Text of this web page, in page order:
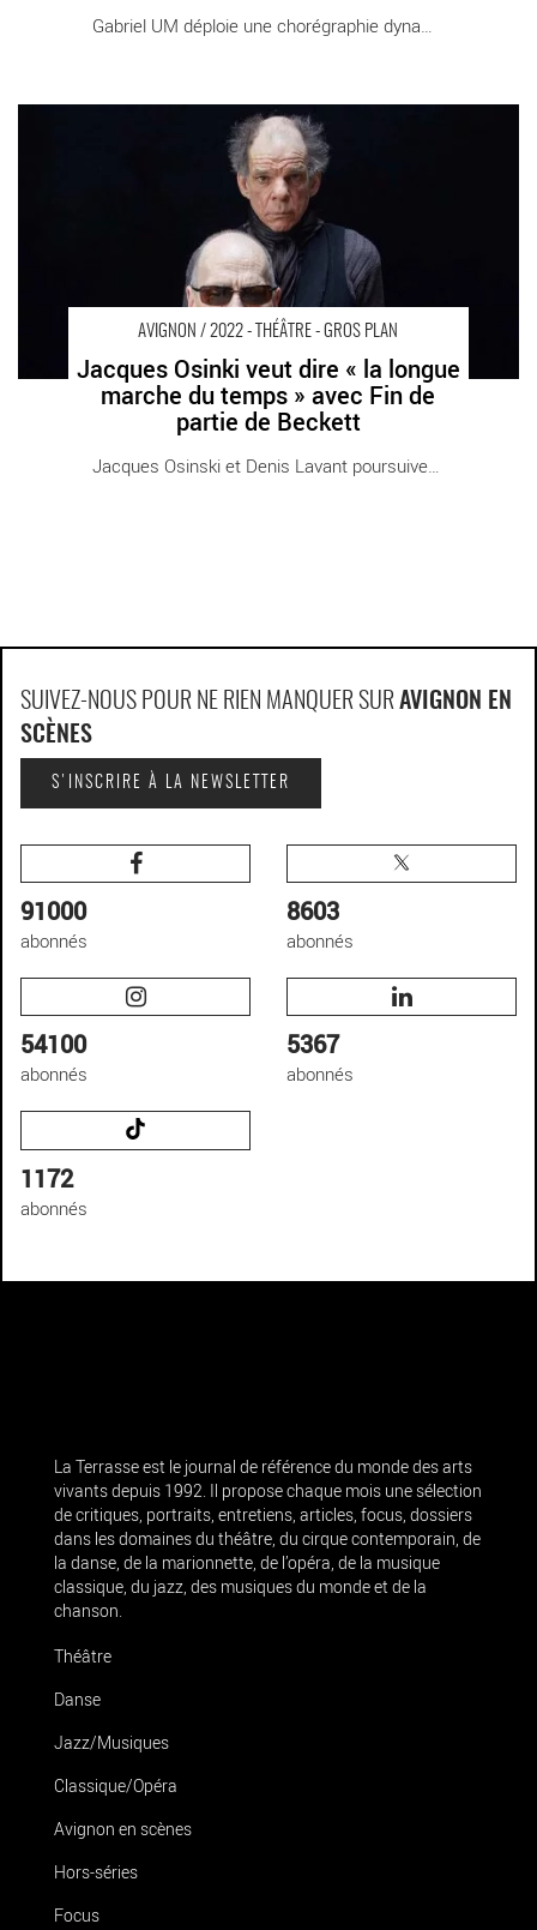
Gabriel UM déploie une chorégraphie dynamique [...]
AVIGNON / 2022 - THÉÂTRE - GROS PLAN
Jacques Osinki veut dire « la longue
marche du temps » avec Fin de
partie de Beckett
Jacques Osinski et Denis Lavant poursuivent [...]
Jacques Osinki veut dire « la longue marche du temps » avec
Fin de partie de Beckett - Critique sortie Avignon / 2022 Avignon
Avignon Off. Théâtre des Halles
SUIVEZ-NOUS POUR NE RIEN MANQUER SUR AVIGNON EN
SCÈNES
S'INSCRIRE À LA NEWSLETTER
91000
abonnés
8603
abonnés
54100
abonnés
5367
abonnés
1172
abonnés
La Terrasse est le journal de référence du monde des arts
vivants depuis 1992. Il propose chaque mois une sélection
de critiques, portraits, entretiens, articles, focus, dossiers
dans les domaines du théâtre, du cirque contemporain, de
la danse, de la marionnette, de l’opéra, de la musique
classique, du jazz, des musiques du monde et de la
chanson.
Théâtre
Danse
Jazz/Musiques
Classique/Opéra
Avignon en scènes
Hors-séries
Focus